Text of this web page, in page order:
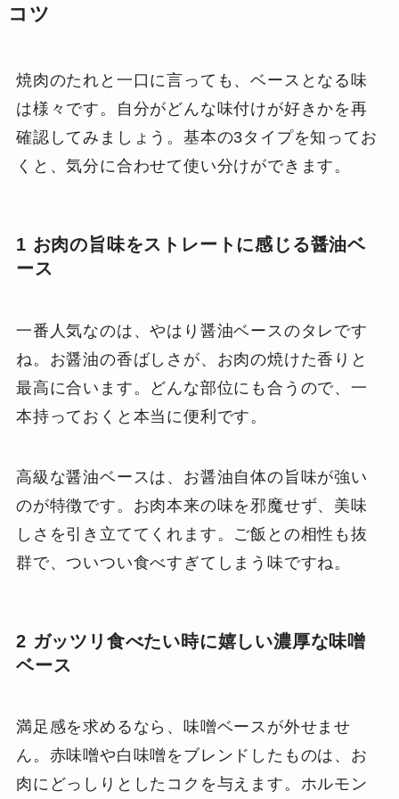
コツ
焼肉のたれと一口に言っても、ベースとなる味
は様々です。自分がどんな味付けが好きかを再
確認してみましょう。基本の3タイプを知ってお
くと、気分に合わせて使い分けができます。
1 お肉の旨味をストレートに感じる醤油ベ
ース
一番人気なのは、やはり醤油ベースのタレです
ね。お醤油の香ばしさが、お肉の焼けた香りと
最高に合います。どんな部位にも合うので、一
本持っておくと本当に便利です。
高級な醤油ベースは、お醤油自体の旨味が強い
のが特徴です。お肉本来の味を邪魔せず、美味
しさを引き立ててくれます。ご飯との相性も抜
群で、ついつい食べすぎてしまう味ですね。
2 ガッツリ食べたい時に嬉しい濃厚な味噌
ベース
満足感を求めるなら、味噌ベースが外せませ
ん。赤味噌や白味噌をブレンドしたものは、お
肉にどっしりとしたコクを与えます。ホルモン